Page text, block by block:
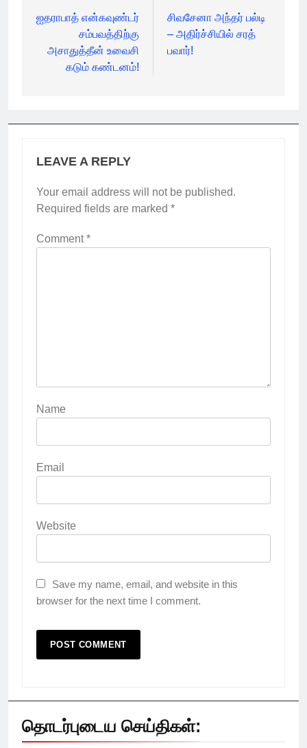
navigation
ஐதராபாத் என்கவுண்டர்
சம்பவத்திற்கு
அசாதுத்தீன் உவைசி
கடும் கண்டனம்!
சிவசேனா அந்தர் பல்டி
– அதிர்ச்சியில் சரத்
பவார்!
LEAVE A REPLY
Your email address will not be published.
Required fields are marked *
Comment*
Name
Email
Website
Save my name, email, and website in this
browser for the next time I comment.
தொடர்புடைய செய்திகள்: